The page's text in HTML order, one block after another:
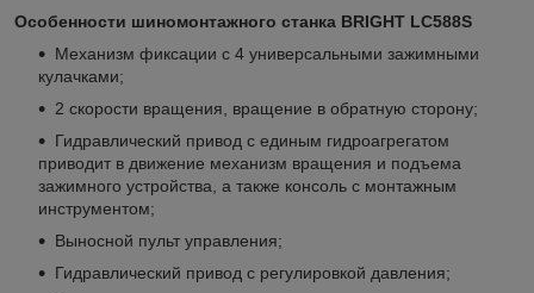
Особенности шиномонтажного станка BRIGHT LC588S
Механизм фиксации с 4 универсальными зажимными
кулачками;
2 скорости вращения, вращение в обратную сторону;
Гидравлический привод с единым гидроагрегатом
приводит в движение механизм вращения и подъема
зажимного устройства, а также консоль с монтажным
инструментом;
Выносной пульт управления;
Гидравлический привод с регулировкой давления;